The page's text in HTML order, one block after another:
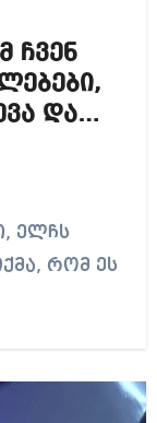
ჩვენ
და
ელჩს
რომ ეს